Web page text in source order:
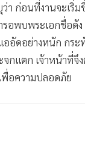
ว่า ก่อนที่งานจะเริ่
รอพบพระเอกชื่อดั
ออัดอย่างหนัก กระ
กแตก เจ้าหน้าที่จึง
อความปลอดภัย